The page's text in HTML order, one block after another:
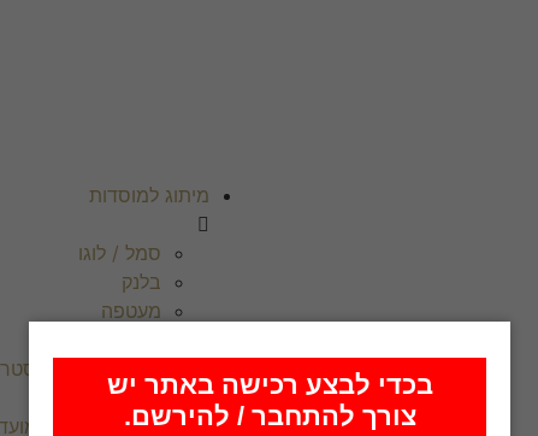
בכדי לבצע רכישה באתר יש
צורך להתחבר / להירשם.
מיתוג למוסדות
סמל / לוגו
בלנק
מעטפה
מודעות, שמשוניות
מודעות לחגים